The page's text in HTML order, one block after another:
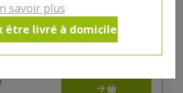
savoir plus
être livré à domicile
6.61€/pc
1 +